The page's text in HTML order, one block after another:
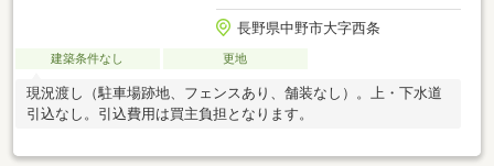
長野県中野市大字西条
建築条件なし 更地
現況渡し（駐車場跡地、フェンスあり、舗装なし）。上・下水道
引込なし。引込費用は買主負担となります。